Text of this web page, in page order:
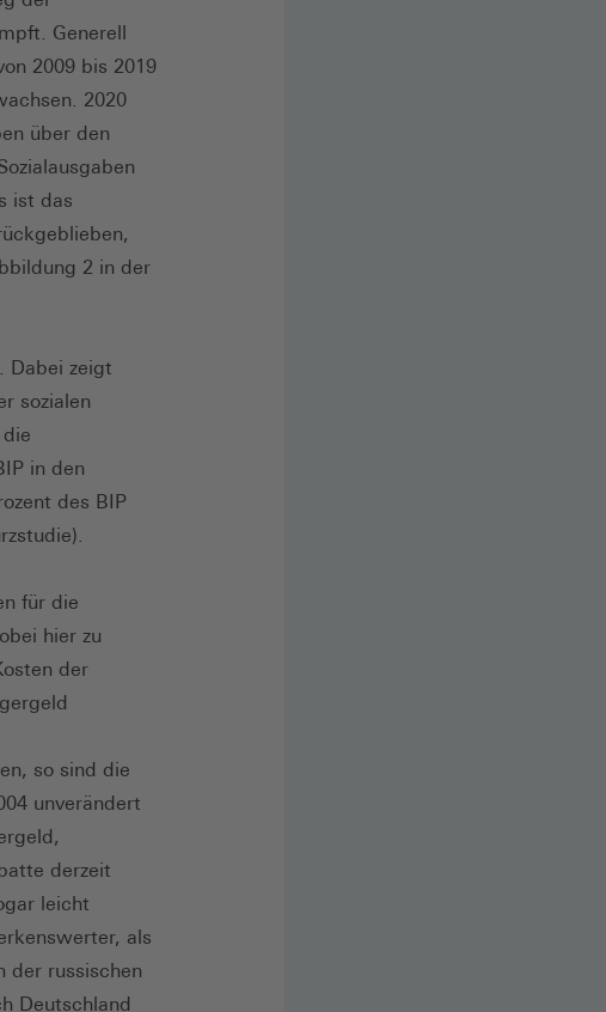
Generell
2009 bis 2019
2020
über den
ist das
2 in der
Dabei zeigt
sozialen
in den
des BIP
für die
hier zu
der
so sind die
unverändert
derzeit
leicht
als
der russischen
Deutschland